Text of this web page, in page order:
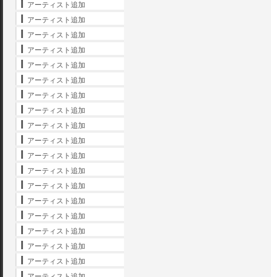
アーティスト追加
アーティスト追加
アーティスト追加
アーティスト追加
アーティスト追加
アーティスト追加
アーティスト追加
アーティスト追加
アーティスト追加
アーティスト追加
アーティスト追加
アーティスト追加
アーティスト追加
アーティスト追加
アーティスト追加
アーティスト追加
アーティスト追加
アーティスト追加